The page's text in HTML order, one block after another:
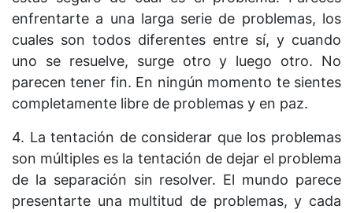
enfrentarte a una larga serie de problemas, los
cuales son todos diferentes entre sí, y cuando
uno se resuelve, surge otro y luego otro. No
parecen tener fin. En ningún momento te sientes
completamente libre de problemas y en paz.
4. La tentación de considerar que los problemas
son múltiples es la tentación de dejar el problema
de la separación sin resolver. El mundo parece
presentarte una multitud de problemas, y cada